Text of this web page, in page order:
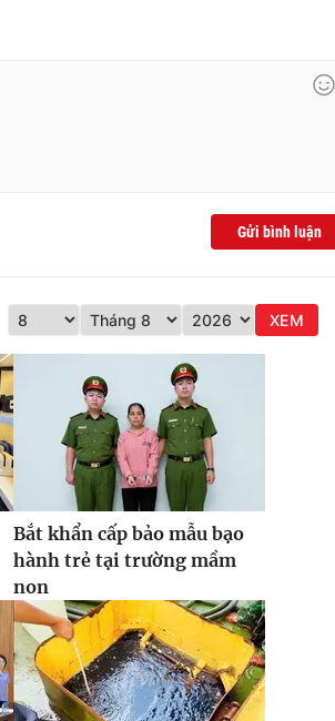
Gửi bình luận
XEM
Bắt khẩn cấp bảo mẫu bạo
hành trẻ tại trường mầm
non